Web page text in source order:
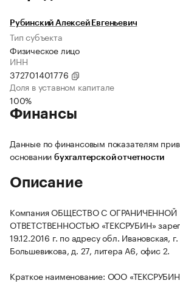
Рубинский Алексей Евгеньевич
Тип субъекта
Физическое лицо
ИНН
372701401776
Доля в уставном капитале
100%
Финансы
Данные по финансовым показателям
основании бухгалтерской отчетности
Описание
Компания ОБЩЕСТВО С ОГРАНИЧЕННОЙ
ОТВЕТСТВЕННОСТЬЮ «ТЕКСРУБИН»
19.12.2016 г. по адресу обл. Ивановская,
Большевикова, д. 27, литера А6, офис 2.
Краткое наименование: ООО